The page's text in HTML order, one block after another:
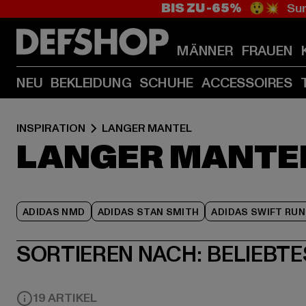
BIS ZU -65% 😲💥
MÄNNER FRAUEN
NEU BEKLEIDUNG SCHUHE ACCESSOIRES
INSPIRATION LANGER MANTEL
LANGER
ADIDAS NMD ADIDAS STAN SMITH ADIDAS SWIFT RUN
SORTIEREN NACH:
19 ARTIKEL